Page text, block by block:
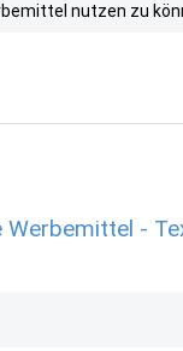
nutzen zu
-